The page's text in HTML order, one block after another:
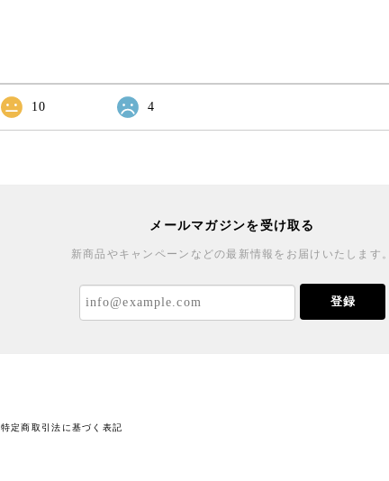
10 4
メールマガジンを受け取る
新商品やキャンペーンなどの最新情報をお届けいたします。
登録
特定商取引法に基づく表記